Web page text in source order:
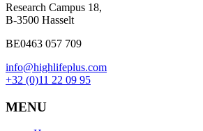
Research Campus 18,
B-3500 Hasselt
BE0463 057 709
info@highlifeplus.com
+32 (0)11 22 09 95
MENU